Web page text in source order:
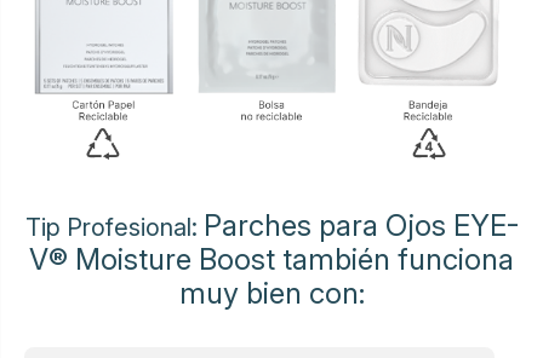
Tip Profesional: Parches para Ojos EYE-
V® Moisture Boost también funciona
muy bien con: